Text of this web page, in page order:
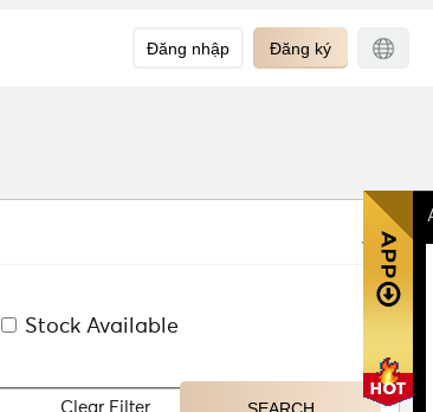
Đăng nhập Đăng ký
Stock Available
Clear Filter